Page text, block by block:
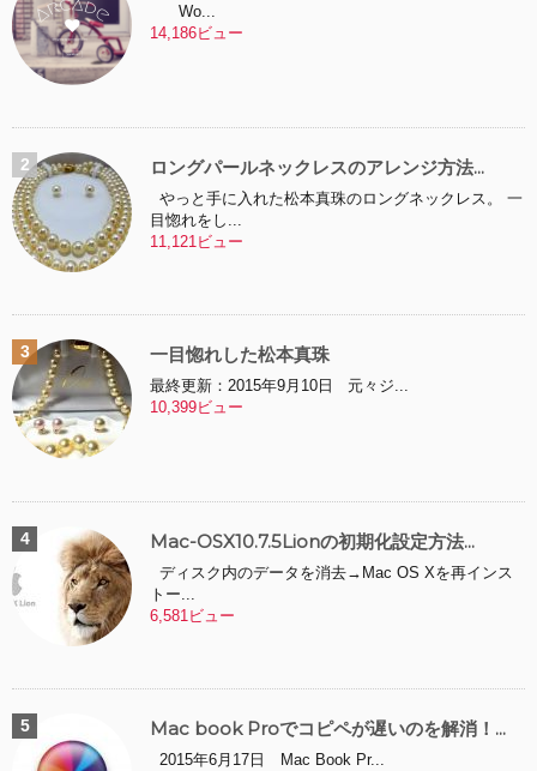
Wo...
14,186ビュー
ロングパールネックレスのアレンジ方法...
やっと手に入れた松本真珠のロングネックレス。 一
目惚れをし...
11,121ビュー
一目惚れした松本真珠
最終更新：2015年9月10日 元々ジ...
10,399ビュー
Mac-OSX10.7.5Lionの初期化設定方法...
ディスク内のデータを消去→Mac OS Xを再インス
トー...
6,581ビュー
Mac book Proでコピペが遅いのを解消！...
2015年6月17日 Mac Book Pr...